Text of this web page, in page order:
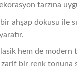
tarzına
ahşap dokusu ile
hem de modern
bir renk tonuna